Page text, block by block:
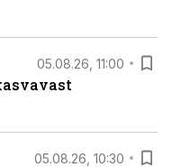
05.08.26, 11:00
05.08.26, 10:30